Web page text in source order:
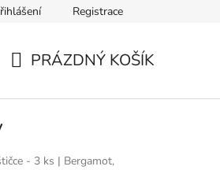
Registrace
PRÁZDNÝ KOŠÍK
- 3 ks | Bergamot,